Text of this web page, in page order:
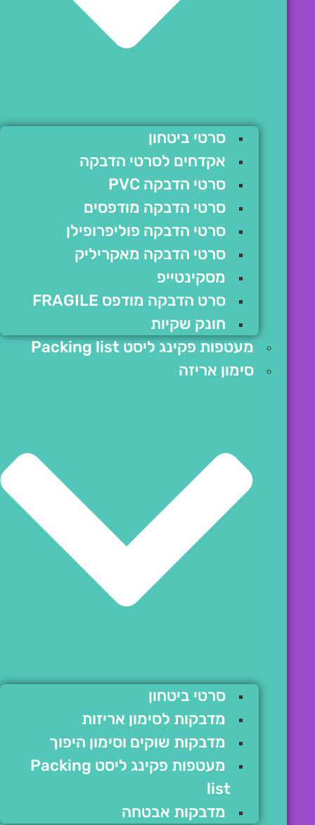
סרטי ביטחון
אקדחים לסרטי הדבקה
סרטי הדבקה PVC
סרטי הדבקה מודפסים
סרטי הדבקה פוליפרופילן
סרטי הדבקה מאקריליק
מסקינטייפ
סרט הדבקה מודפס FRAGILE
חונק שקיות
מעטפות פקינג ליסט Packing list
סימון אריזה
סרטי ביטחון
מדבקות לסימון אריזות
מדבקות שוקים וסימון היפוך
מעטפות פקינג ליסט Packing
list
מדבקות אבטחה